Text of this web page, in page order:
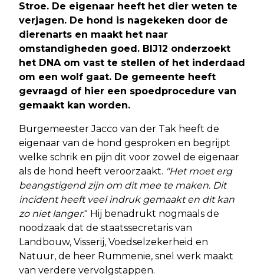
Stroe. De eigenaar heeft het dier weten te
verjagen. De hond is nagekeken door de
dierenarts en maakt het naar
omstandigheden goed. BIJ12 onderzoekt
het DNA om vast te stellen of het inderdaad
om een wolf gaat. De gemeente heeft
gevraagd of hier een spoedprocedure van
gemaakt kan worden.
Burgemeester Jacco van der Tak heeft de
eigenaar van de hond gesproken en begrijpt
welke schrik en pijn dit voor zowel de eigenaar
als de hond heeft veroorzaakt. "Het moet erg
beangstigend zijn om dit mee te maken. Dit
incident heeft veel indruk gemaakt en dit kan
zo niet langer." Hij benadrukt nogmaals de
noodzaak dat de staatssecretaris van
Landbouw, Visserij, Voedselzekerheid en
Natuur, de heer Rummenie, snel werk maakt
van verdere vervolgstappen.